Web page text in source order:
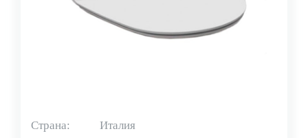
Страна:
Италия